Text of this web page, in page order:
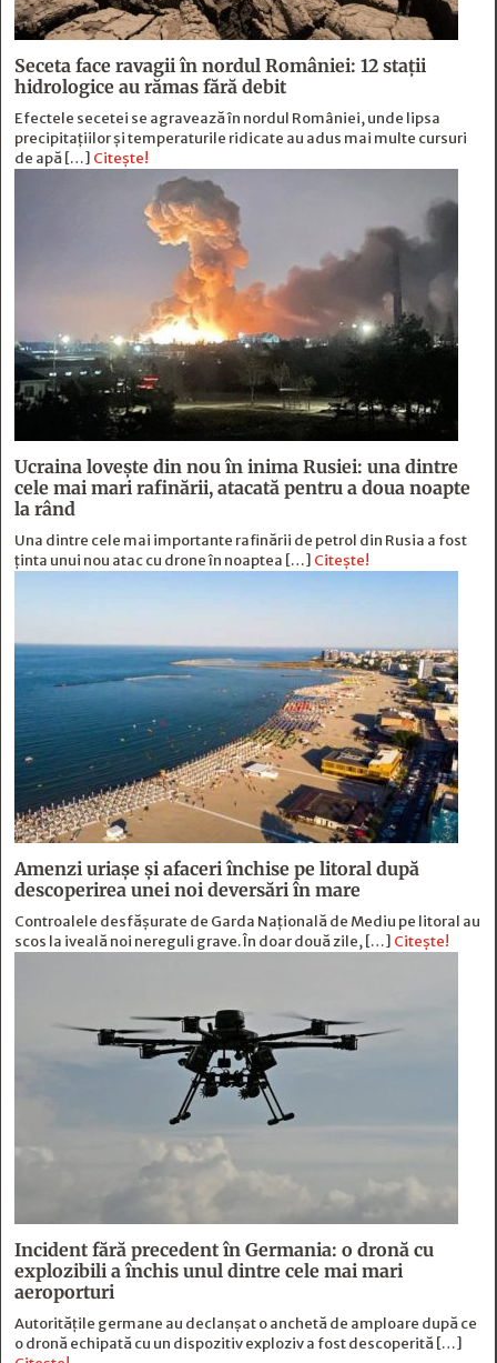
Seceta face ravagii în nordul României: 12 stații
hidrologice au rămas fără debit
Efectele secetei se agravează în nordul României, unde lipsa
precipitațiilor și temperaturile ridicate au adus mai multe cursuri
de apă […] Citește!
Ucraina lovește din nou în inima Rusiei: una dintre
cele mai mari rafinării, atacată pentru a doua noapte
la rând
Una dintre cele mai importante rafinării de petrol din Rusia a fost
ținta unui nou atac cu drone în noaptea […] Citește!
Amenzi uriașe și afaceri închise pe litoral după
descoperirea unei noi deversări în mare
Controalele desfășurate de Garda Națională de Mediu pe litoral au
scos la iveală noi nereguli grave. În doar două zile, […] Citește!
Incident fără precedent în Germania: o dronă cu
explozibili a închis unul dintre cele mai mari
aeroporturi
Autoritățile germane au declanșat o anchetă de amploare după ce
o dronă echipată cu un dispozitiv exploziv a fost descoperită […]